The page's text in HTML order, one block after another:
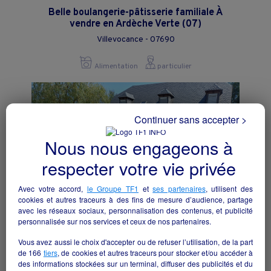
Belle boulangerie-pâtisserie familiale À
vendre en Ardèche Verte (07)
Villevocance - 07690
Alimentation particulier
Epicerie multiservice, tabac, presse, FdJ,
Relais Poste, etc. (Murs et fonds, et
habitation).
Nous nous engageons à
respecter votre vie privée
Avec votre accord, le Groupe TF1 etses partenaires, utilisent des
cookies et autres traceurs à des fins de mesure d’audience, partage
avec les réseaux sociaux, personnalisation des contenus, et publicité
personnalisée sur nos services et ceux de nos partenaires.
Vous avez aussi le choix d'accepter ou de refuser l’utilisation, de la part
de 166 tiers, de cookies et autres traceurs pour stocker et/ou accéder à
des informations stockées sur un terminal, diffuser des publicités et du
Continuer sans accepter >